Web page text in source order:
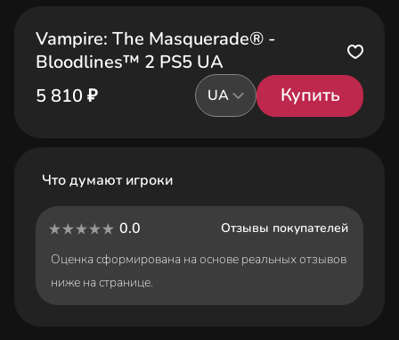
Vampire: The Masquerade® -
Bloodlines™ 2 PS5 UA
5 810 ₽
UA Купить
Что думают игроки
0.0
Отзывы покупателей
Оценка сформирована на основе реальных отзывов
ниже на странице.